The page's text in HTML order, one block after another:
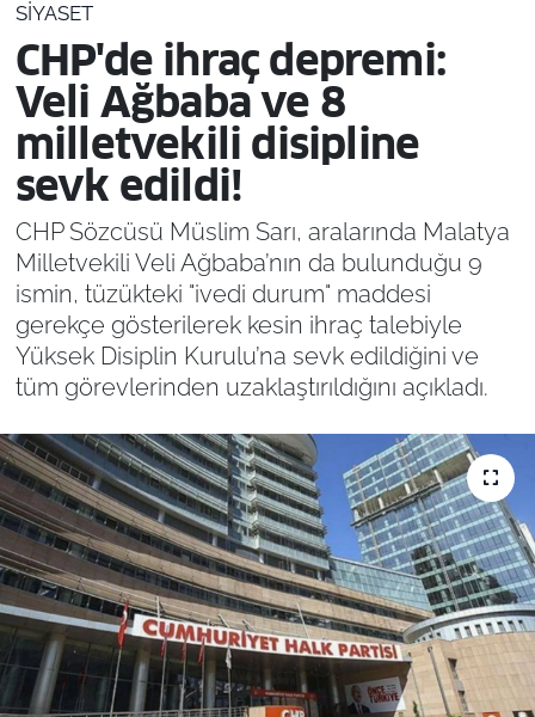
SIYASET
CHP'de ihraç depremi:
Veli Ağbaba ve 8
milletvekili disipline
sevk edildi!
CHP Sözcüsü Müslim Sarı, aralarında Malatya
Milletvekili Veli Ağbaba’nın da bulunduğu 9
ismin, tüzükteki "ivedi durum" maddesi
gerekçe gösterilerek kesin ihraç talebiyle
Yüksek Disiplin Kurulu’na sevk edildiğini ve
tüm görevlerinden uzaklaştırıldığını açıkladı.
Resmi İlanlar
Son Dakika Haberleri
Haber Arşivi